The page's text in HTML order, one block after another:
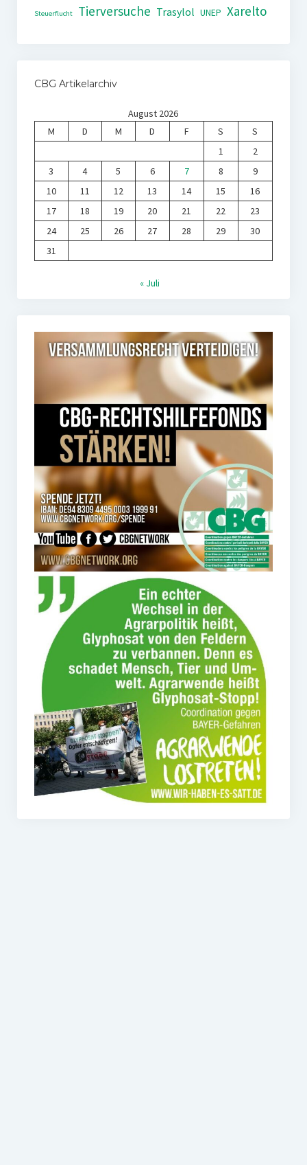
Steuerflucht Tierversuche Trasylol UNEP Xarelto
CBG Artikelarchiv
August 2026
M
D M D F S
S
1
2
3
4 5 6 7 8
9
10
11 12 13 14 15
16
17
18 19 20 21 22
23
24
25 26 27 28 29
30
31
« Juli